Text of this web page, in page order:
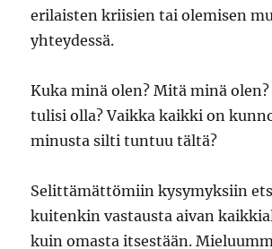
erilaisten kriisien tai olemisen
yhteydessä.
Kuka minä olen? Mitä minä
tulisi olla? Vaikka kaikki on
minusta silti tuntuu tältä?
Selittämättömiin kysymyksiin
kuitenkin vastausta aivan
kuin omasta itsestään.